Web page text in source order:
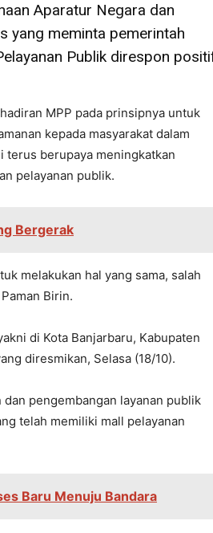
Aparatur Negara dan
yang meminta pemerintah
Publik direspon
MPP pada prinsipnya untuk
kepada masyarakat dalam
terus berupaya meningkatkan
pelayanan publik.
Bergerak
melakukan hal yang sama, salah
Birin.
di Kota Banjarbaru, Kabupaten
diresmikan, Selasa (18/10).
pengembangan layanan publik
telah memiliki mall pelayanan
Baru Menuju Bandara